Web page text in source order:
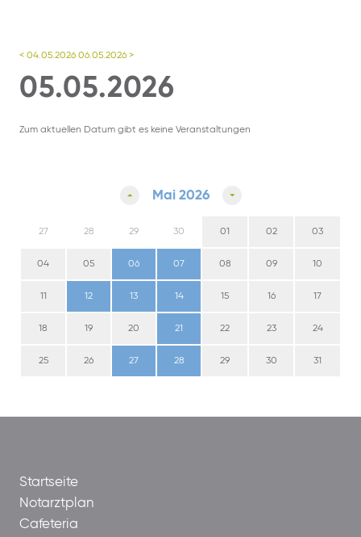
< 04.05.2026 06.05.2026 >
05.05.2026
Zum aktuellen Datum gibt es keine Veranstaltungen
Mai 2026
27 28 29 30 01 02 03
04 05 06 07 08 09 10
11 12 13 14 15 16 17
18 19 20 21 22 23 24
25 26 27 28 29 30 31
Startseite
Notarztplan
Cafeteria